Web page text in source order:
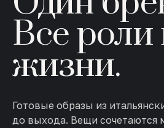
Все
жизни.
Готовые образы из
до выхода. Вещи сочетаются